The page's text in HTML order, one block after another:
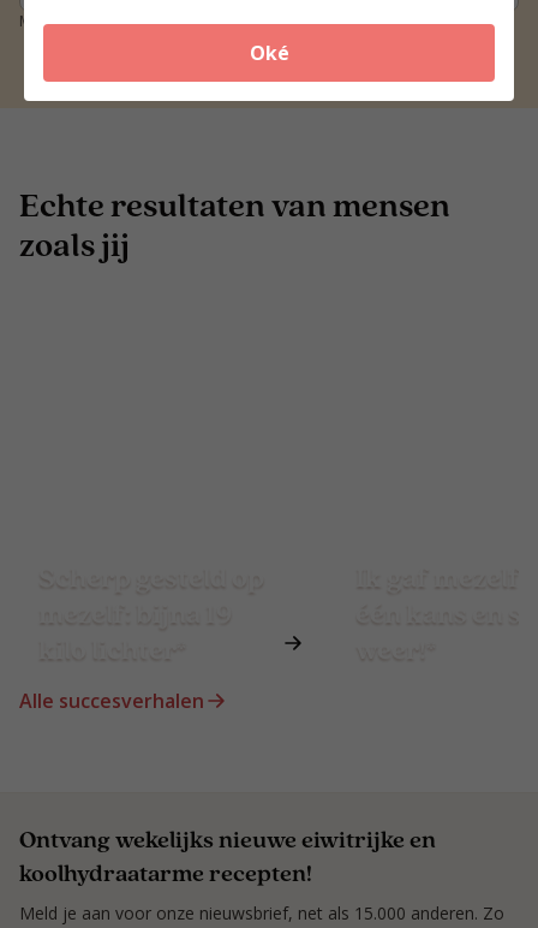
Oké
Meer dan 250 locaties door heel Nederland
Echte resultaten van mensen
zoals jij
Alle succesverhalen
Ontvang wekelijks nieuwe eiwitrijke en
koolhydraatarme recepten!
Meld je aan voor onze nieuwsbrief, net als 15.000 anderen. Zo